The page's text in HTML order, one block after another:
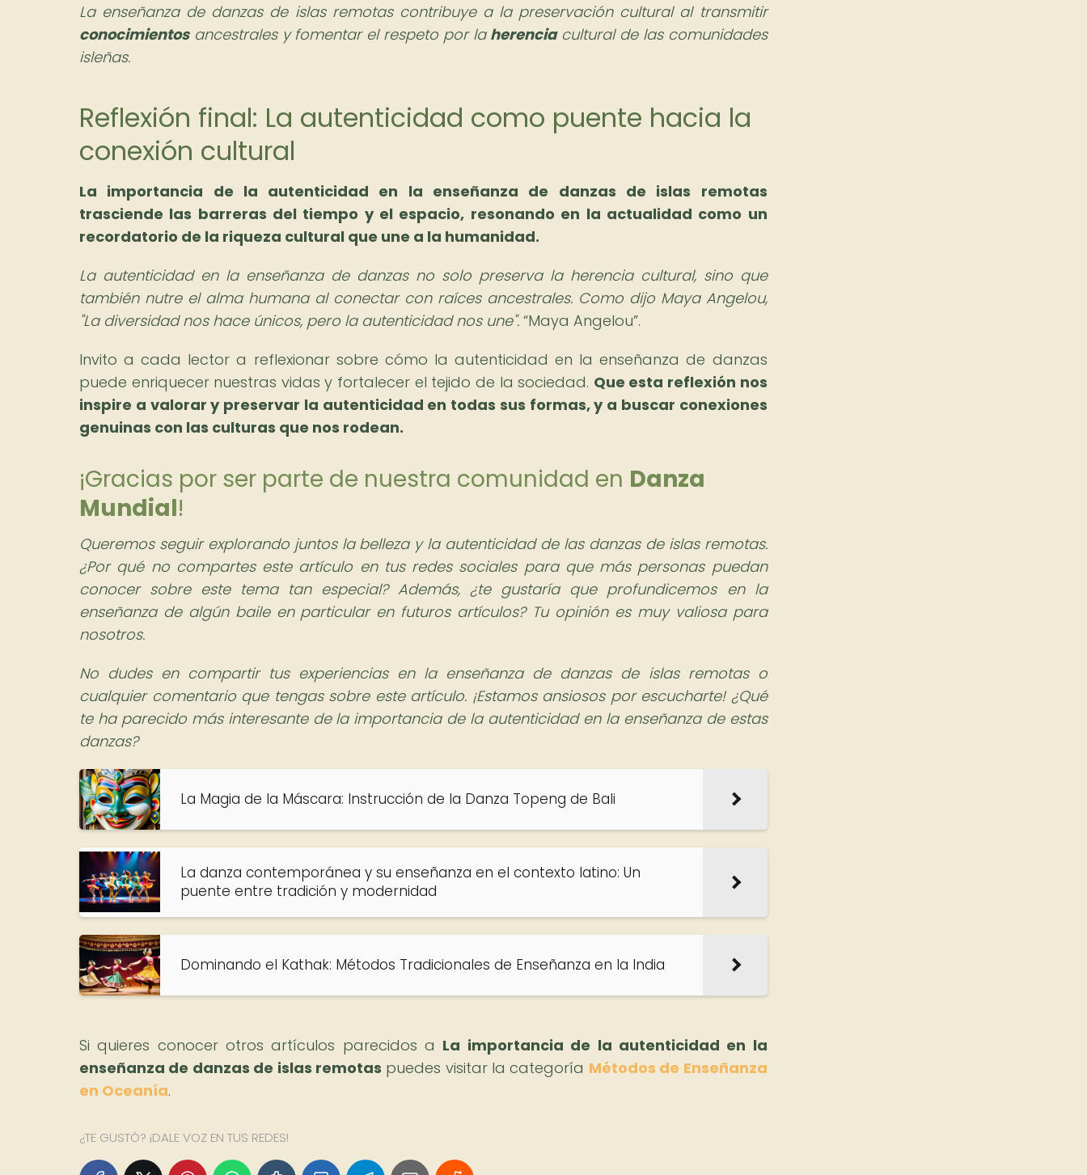
La enseñanza de danzas de islas remotas contribuye a la preservación cultural al transmitir
conocimientosancestrales y fomentar el respeto por la herenciacultural de las comunidades
isleñas.
Reflexión final: La autenticidad como puente hacia la
conexión cultural
La importancia de la autenticidad en la enseñanza de danzas de islas remotas
trasciende las barreras del tiempo y el espacio, resonando en la actualidad como un
recordatorio de la riqueza cultural que une a la humanidad.
La autenticidad en la enseñanza de danzas no solo preserva la herencia cultural, sino que
también nutre el alma humana al conectar con raíces ancestrales. Como dijo Maya Angelou,
"La diversidad nos hace únicos, pero la autenticidad nos une". Maya Angelou .
Invito a cada lector a reflexionar sobre cómo la autenticidad en la enseñanza de danzas
puede enriquecer nuestras vidas y fortalecer el tejido de la sociedad. Que esta reflexión nos
inspire a valorar y preservar la autenticidad en todas sus formas, y a buscar conexiones
genuinas con las culturas que nos rodean.
¡Gracias por ser parte de nuestra comunidad en Danza
Mundial!
Queremos seguir explorando juntos la belleza y la autenticidad de las danzas de islas remotas.
¿Por qué no compartes este artículo en tus redes sociales para que más personas puedan
conocer sobre este tema tan especial? Además, ¿te gustaría que profundicemos en la
enseñanza de algún baile en particular en futuros artículos? Tu opinión es muy valiosa para
nosotros.
No dudes en compartir tus experiencias en la enseñanza de danzas de islas remotas o
cualquier comentario que tengas sobre este artículo. ¡Estamos ansiosos por escucharte! ¿Qué
te ha parecido más interesante de la importancia de la autenticidad en la enseñanza de estas
danzas?
La Magia de la Máscara: Instrucción de la Danza Topeng de Bali
La danza contemporánea y su enseñanza en el contexto latino: Un
puente entre tradición y modernidad
Dominando el Kathak: Métodos Tradicionales de Enseñanza en la India
Si quieres conocer otros artículos parecidos a La importancia de la autenticidad en la
enseñanza de danzas de islas remotas puedes visitar la categoría Métodos de Enseñanza
en Oceanía.
¿TE GUSTÓ? ¡DALE VOZ EN TUS REDES!